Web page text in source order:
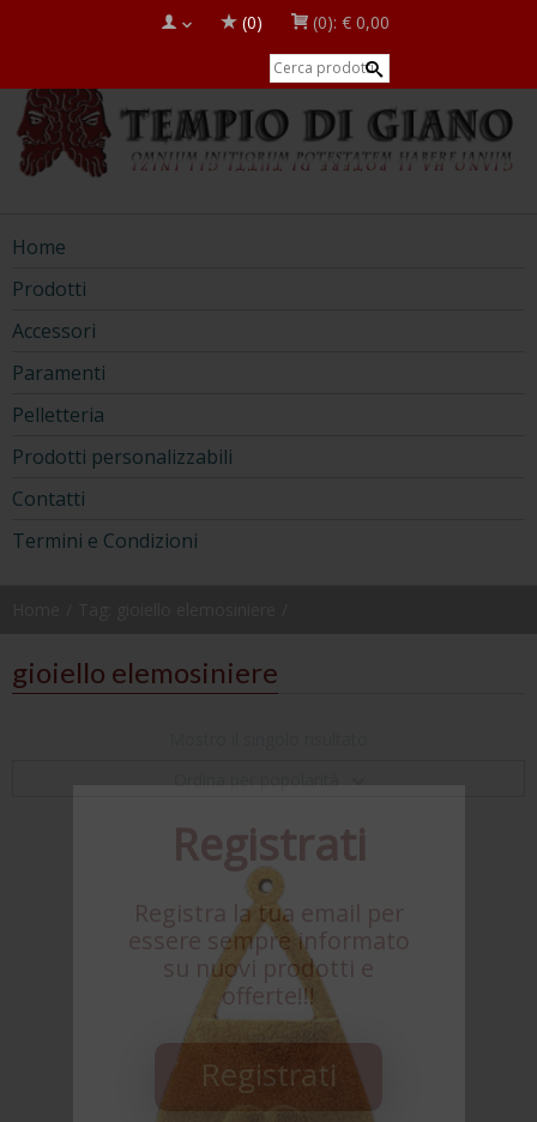
Registrati
Registra la tua email per
essere sempre informato
su nuovi prodotti e
offerte!!!
Registrati
(0) (0): € 0,00
Home
Prodotti
Accessori
Paramenti
Pelletteria
Prodotti personalizzabili
Contatti
Termini e Condizioni
gioiello elemosiniere
Ordina per popolarità